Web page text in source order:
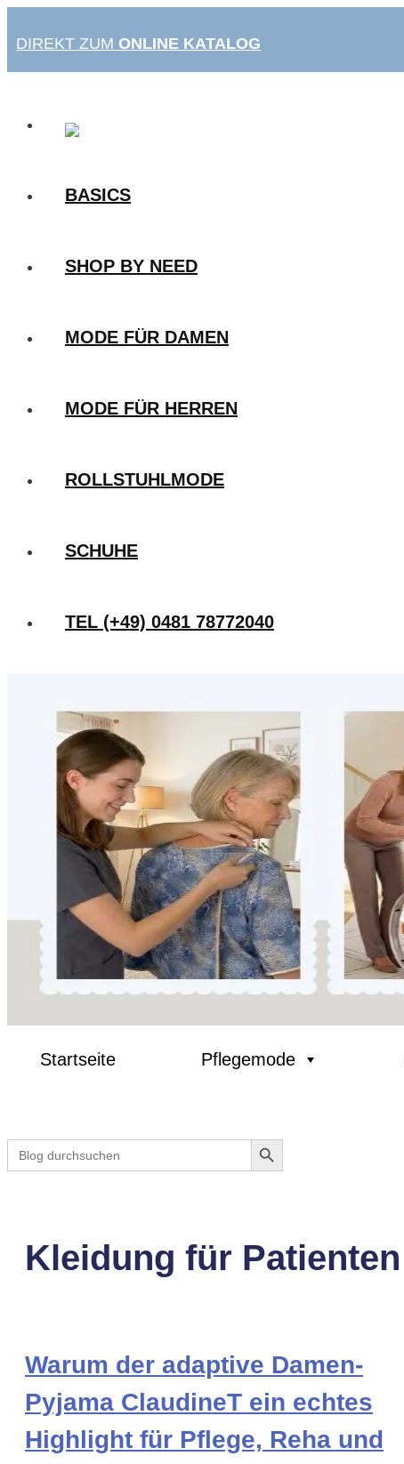
Inhalt
DIREKT ZUM ONLINE KATALOG
BASICS
SHOP BY NEED
MODE FÜR DAMEN
MODE FÜR HERREN
ROLLSTUHLMODE
SCHUHE
TEL (+49) 0481 78772040
Startseite Pflegemode
Search
for:
Search Button
Kleidung für Patienten
Warum der adaptive Damen-
Pyjama ClaudineT ein echtes
Highlight für Pflege, Reha und